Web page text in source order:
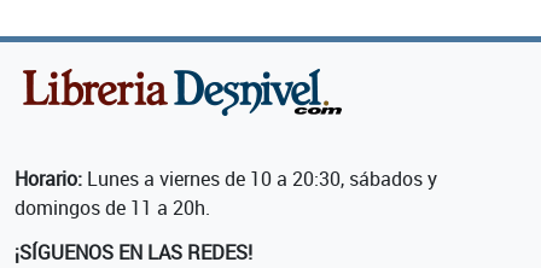
Horario: Lunes a viernes de 10 a 20:30, sábados y
domingos de 11 a 20h.
¡SÍGUENOS EN LAS REDES!